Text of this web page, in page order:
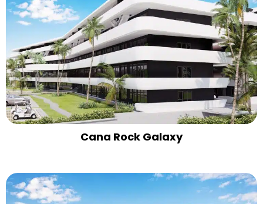
Cana Rock Galaxy